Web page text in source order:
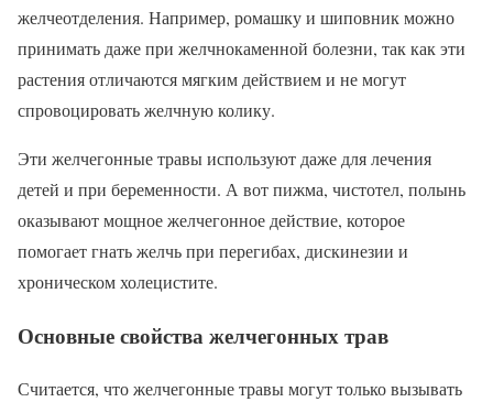
желчеотделения. Например, ромашку и шиповник можно
принимать даже при желчнокаменной болезни, так как эти
растения отличаются мягким действием и не могут
спровоцировать желчную колику.
Эти желчегонные травы используют даже для лечения
детей и при беременности. А вот пижма, чистотел, полынь
оказывают мощное желчегонное действие, которое
помогает гнать желчь при перегибах, дискинезии и
хроническом холецистите.
Основные свойства желчегонных трав
Считается, что желчегонные травы могут только вызывать